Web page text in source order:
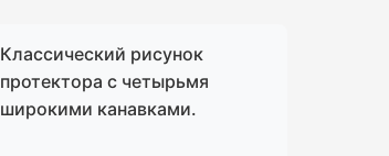
Классический рисунок
протектора с четырьмя
широкими канавками.